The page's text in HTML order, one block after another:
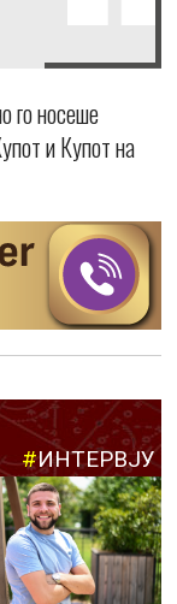
го носеше
и Купот на
#ИНТЕРВЈУ